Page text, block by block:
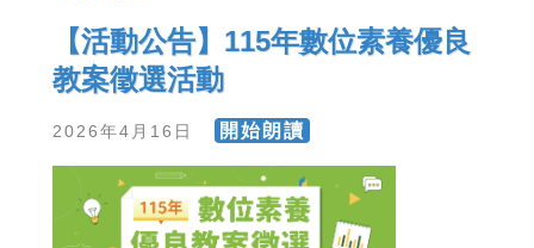
【活動公告】115年數位素養優良
教案徵選活動
2026年4月16日 開始朗讀